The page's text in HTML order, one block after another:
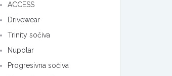
ACCESS
Drivewear
Trinity sočiva
Nupolar
Progresivna sočiva